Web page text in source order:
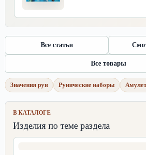
Все статьи
Все товары
Значения рун Рунические наборы
В КАТАЛОГЕ
Изделия по теме раздела